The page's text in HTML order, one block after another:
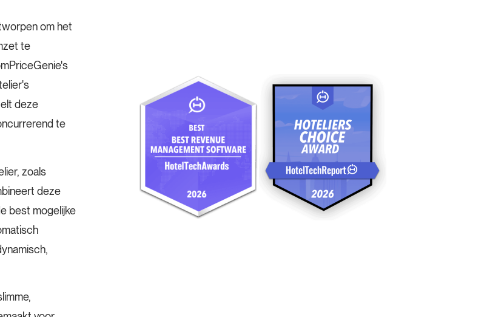
om het
te
deze
te
zoals
deze
best mogelijke